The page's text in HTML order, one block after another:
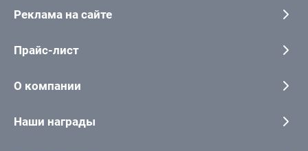
Реклама на сайте
Прайс-лист
О компании
Наши награды